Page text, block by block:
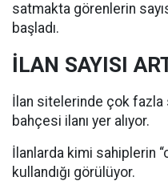
satmakta görenlerin
başladı.
İLAN SAYISI
İlan sitelerinde çok fazla
bahçesi ilanı yer alıyor.
İlanlarda kimi sahiplerin
kullandığı görülüyor.